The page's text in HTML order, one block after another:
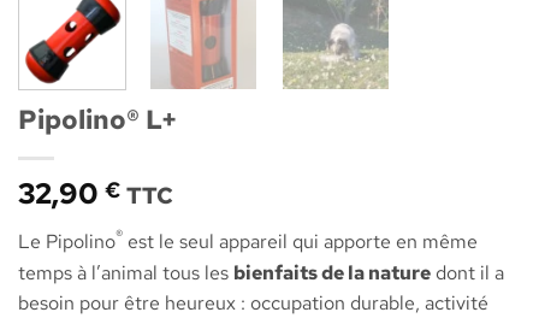
Pipolino® L+
32,90 € TTC
Le Pipolino® est le seul appareil qui apporte en même
temps à l’animal tous les bienfaits de la nature dont il a
besoin pour être heureux : occupation durable, activité